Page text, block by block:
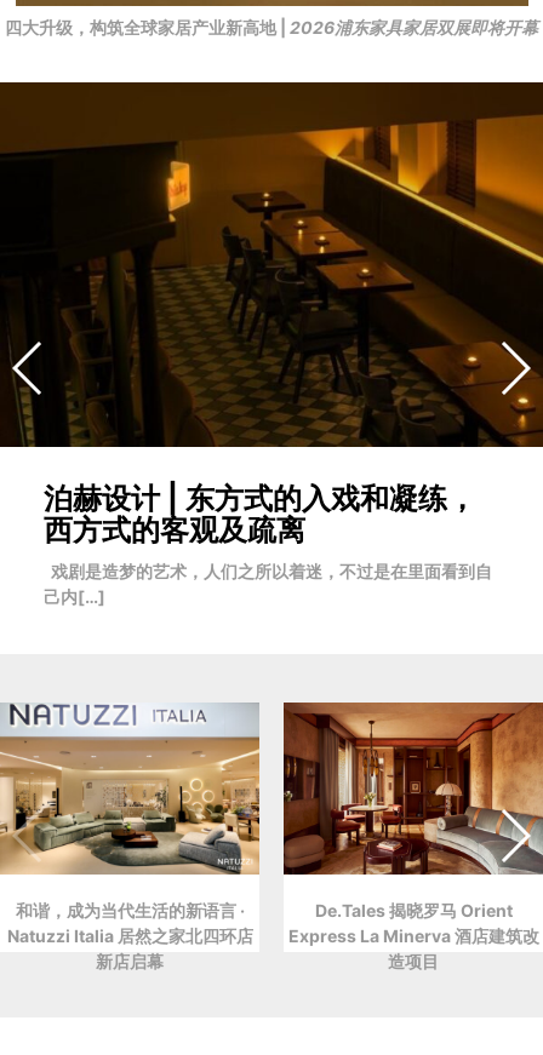
四大升级，构筑全球家居产业新高地 | 2026浦东家具家居双展即将开幕
泊赫设计 | 东方式的入戏和凝练，
西方式的客观及疏离
戏剧是造梦的艺术，人们之所以着迷，不过是在里面看到自
己内[…]
和谐，成为当代生活的新语言 ·
Natuzzi Italia 居然之家北四环店
新店启幕
De.Tales 揭晓罗马 Orient
Express La Minerva 酒店建筑改
造项目